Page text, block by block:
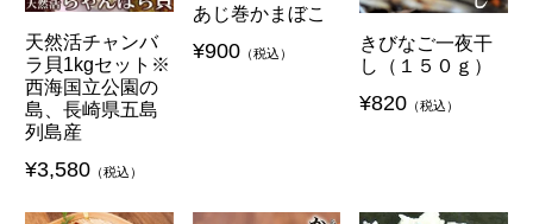
天然活チャンバ
ラ貝1kgセット※
西海国立公園の
島、長崎県五島
列島産
¥3,580（税込）
あじ巻かまぼこ
¥900（税込）
きびなご一夜干
し（１５０ｇ）
¥820 （税込）